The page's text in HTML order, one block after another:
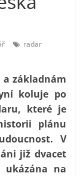
radar
základnám
koluje po
které je
plánu
V
již dvacet
ukázána na